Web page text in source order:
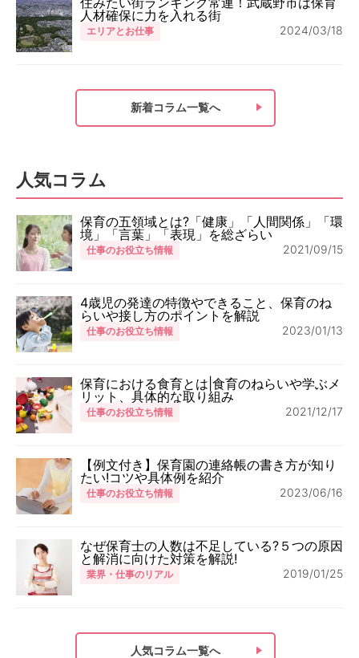
人材確保に力を入れる街
エリアとお仕事 2024/03/18
新着コラム一覧へ
人気コラム
保育の五領域とは?「健康」「人間関係」「環
境」「言葉」「表現」を総ざらい
仕事のお役立ち情報 2021/09/15
4歳児の発達の特徴やできること、保育のね
らいや接し方のポイントを解説
仕事のお役立ち情報 2023/01/13
保育における食育とは|食育のねらいや学ぶメ
リット、具体的な取り組み
仕事のお役立ち情報 2021/12/17
【例文付き】保育園の連絡帳の書き方が知り
たい!コツや具体例を紹介
仕事のお役立ち情報 2023/06/16
なぜ保育士の人数は不足している?５つの原因
と解消に向けた対策を解説!
業界・仕事のリアル 2019/01/25
人気コラム一覧へ